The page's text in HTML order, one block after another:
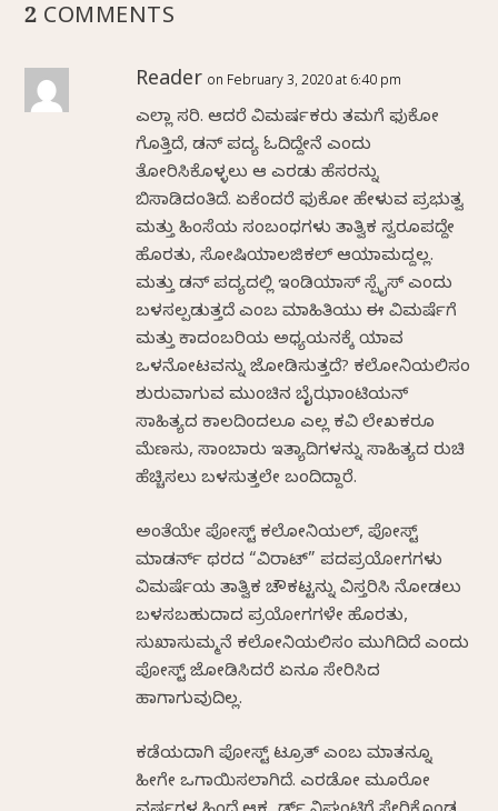
2 COMMENTS
Reader on February 3, 2020 at 6:40 pm
ಎಲ್ಲಾ ಸರಿ. ಆದರೆ ವಿಮರ್ಷಕರು ತಮಗೆ ಫುಕೋ
ಗೊತ್ತಿದೆ, ಡನ್ ಪದ್ಯ ಓದಿದ್ದೇನೆ ಎಂದು
ತೋರಿಸಿಕೊಳ್ಳಲು ಆ ಎರಡು ಹೆಸರನ್ನು
ಬಿಸಾಡಿದಂತಿದೆ. ಏಕೆಂದರೆ ಫುಕೋ ಹೇಳುವ ಪ್ರಭುತ್ವ
ಮತ್ತು ಹಿಂಸೆಯ ಸಂಬಂಧಗಳು ತಾತ್ವಿಕ ಸ್ವರೂಪದ್ದೇ
ಹೊರತು, ಸೋಷಿಯಾಲಜಿಕಲ್ ಆಯಾಮದ್ದಲ್ಲ.
ಮತ್ತು ಡನ್ ಪದ್ಯದಲ್ಲಿ ಇಂಡಿಯಾಸ್ ಸ್ಪೈಸ್ ಎಂದು
ಬಳಸಲ್ಪಡುತ್ತದೆ ಎಂಬ ಮಾಹಿತಿಯು ಈ ವಿಮರ್ಷೆಗೆ
ಮತ್ತು ಕಾದಂಬರಿಯ ಅಧ್ಯಯನಕ್ಕೆ ಯಾವ
ಒಳನೋಟವನ್ನು ಜೋಡಿಸುತ್ತದೆ? ಕಲೋನಿಯಲಿಸಂ
ಶುರುವಾಗುವ ಮುಂಚಿನ ಬೈಝಾಂಟಿಯನ್
ಸಾಹಿತ್ಯದ ಕಾಲದಿಂದಲೂ ಎಲ್ಲ ಕವಿ ಲೇಖಕರೂ
ಮೆಣಸು, ಸಾಂಬಾರು ಇತ್ಯಾದಿಗಳನ್ನು ಸಾಹಿತ್ಯದ ರುಚಿ
ಹೆಚ್ಚಿಸಲು ಬಳಸುತ್ತಲೇ ಬಂದಿದ್ದಾರೆ.
ಅಂತೆಯೇ ಪೋಸ್ಟ್ ಕಲೋನಿಯಲ್, ಪೋಸ್ಟ್
ಮಾಡರ್ನ್ ಥರದ “ವಿರಾಟ್” ಪದಪ್ರಯೋಗಗಳು
ವಿಮರ್ಷೆಯ ತಾತ್ವಿಕ ಚೌಕಟ್ಟನ್ನು ವಿಸ್ತರಿಸಿ ನೋಡಲು
ಬಳಸಬಹುದಾದ ಪ್ರಯೋಗಗಳೇ ಹೊರತು,
ಸುಖಾಸುಮ್ಮನೆ ಕಲೋನಿಯಲಿಸಂ ಮುಗಿದಿದೆ ಎಂದು
ಪೋಸ್ಟ್ ಜೋಡಿಸಿದರೆ ಏನೂ ಸೇರಿಸಿದ
ಹಾಗಾಗುವುದಿಲ್ಲ.
ಕಡೆಯದಾಗಿ ಪೋಸ್ಟ್ ಟ್ರೂತ್ ಎಂಬ ಮಾತನ್ನೂ
ಹೀಗೇ ಒಗಾಯಿಸಲಾಗಿದೆ. ಎರಡೋ ಮೂರೋ